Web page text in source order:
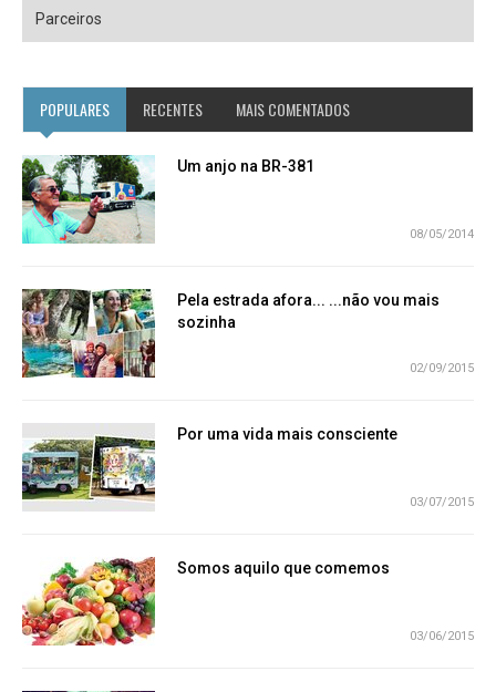
Parceiros
POPULARES RECENTES MAIS COMENTADOS
Um anjo na BR-381
08/05/2014
Pela estrada afora... ...não vou mais
sozinha
02/09/2015
Por uma vida mais consciente
03/07/2015
Somos aquilo que comemos
03/06/2015